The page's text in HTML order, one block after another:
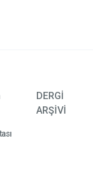
DERGİ
ARŞİVİ